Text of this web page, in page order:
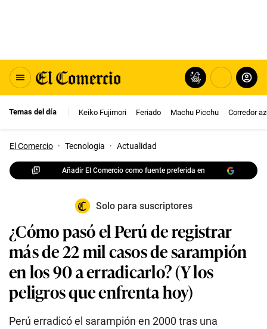
Temas del día Keiko Fujimori Feriado Machu Picchu Corredor
El Comercio · Tecnologia · Actualidad
Añadir El Comercio como fuente preferida en
Solo para suscriptores
¿Cómo pasó el Perú de registrar
más de 22 mil casos de sarampión
en los 90 a erradicarlo? (Y los
peligros que enfrenta hoy)
Perú erradicó el sarampión en 2000 tras una